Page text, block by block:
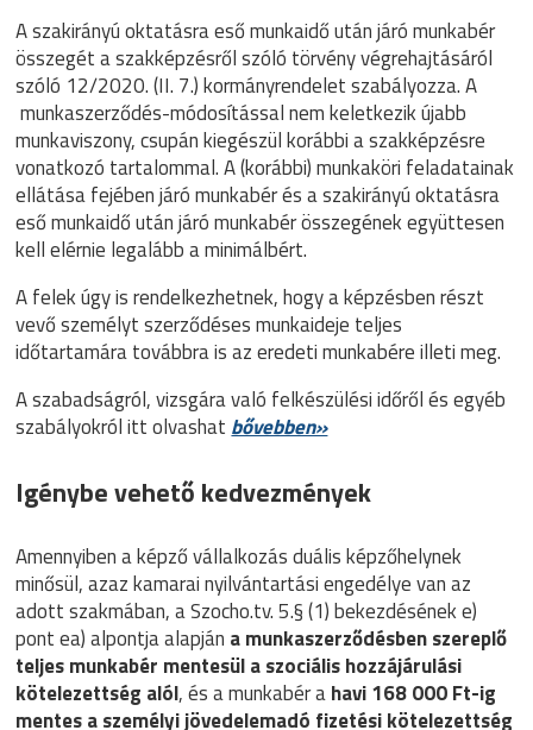
A szakirányú oktatásra eső munkaidő után járó munkabér
összegét a szakképzésről szóló törvény végrehajtásáról
szóló 12/2020. (II. 7.) kormányrendelet szabályozza. A
munkaszerződés-módosítással nem keletkezik újabb
munkaviszony, csupán kiegészül korábbi a szakképzésre
vonatkozó tartalommal. A (korábbi) munkaköri feladatainak
ellátása fejében járó munkabér és a szakirányú oktatásra
eső munkaidő után járó munkabér összegének együttesen
kell elérnie legalább a minimálbért.
A felek úgy is rendelkezhetnek, hogy a képzésben részt
vevő személyt szerződéses munkaideje teljes
időtartamára továbbra is az eredeti munkabére illeti meg.
A szabadságról, vizsgára való felkészülési időről és egyéb
szabályokról itt olvashat bővebben»
Igénybe vehető kedvezmények
Amennyiben a képző vállalkozás duális képzőhelynek
minősül, azaz kamarai nyilvántartási engedélye van az
adott szakmában, a Szocho.tv. 5.§ (1) bekezdésének e)
pont ea) alpontja alapján a munkaszerződésben szereplő
teljes munkabér mentesül a szociális hozzájárulási
kötelezettség alól, és a munkabér ahavi 168 000 Ft-ig
mentes a személyi jövedelemadó fizetési kötelezettség